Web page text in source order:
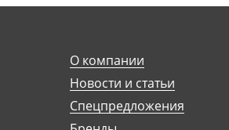
О компании
Новости и статьи
Спецпредложения